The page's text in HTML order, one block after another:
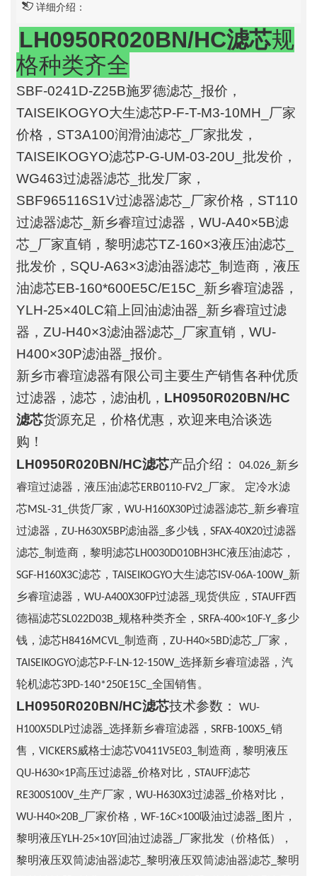
详细介绍：
LH0950R020BN/HC滤芯规
格种类齐全
SBF-0241D-Z25B施罗德滤芯_报价，
TAISEIKOGYO大生滤芯P-F-T-M3-10MH_厂家
价格，ST3A100润滑油滤芯_厂家批发，
TAISEIKOGYO滤芯P-G-UM-03-20U_批发价，
WG463过滤器滤芯_批发厂家，
SBF965116S1V过滤器滤芯_厂家价格，ST110
过滤器滤芯_新乡睿瑄过滤器，WU-A40×5B滤
芯_厂家直销，黎明滤芯TZ-160×3液压油滤芯_
批发价，SQU-A63×3滤油器滤芯_制造商，液压
油滤芯EB-160*600E5C/E15C_新乡睿瑄滤器，
YLH-25×40LC箱上回油滤油器_新乡睿瑄过滤
器，ZU-H40×3滤油器滤芯_厂家直销，WU-
H400×30P滤油器_报价。
新乡市睿瑄滤器有限公司主要生产销售各种优质
过滤器，滤芯，滤油机， LH0950R020BN/HC
滤芯货源充足，价格优惠，欢迎来电洽谈选
购！
LH0950R020BN/HC滤芯产品介绍：
04.026_新乡
睿瑄过滤器，液压油滤芯ERB0110-FV2_厂家。 定冷水滤
芯MSL-31_供货厂家，WU-H160X30P过滤器滤芯_新乡睿瑄
过滤器，ZU-H630X5BP滤油器_多少钱，SFAX-40X20过滤器
滤芯_制造商，黎明滤芯LH0030D010BH3HC液压油滤芯，
SGF-H160X3C滤芯，TAISEIKOGYO大生滤芯ISV-06A-100W_新
乡睿瑄滤器，WU-A400X30FP过滤器_现货供应，STAUFF西
德福滤芯SL022D03B_规格种类齐全，SRFA-400×10F-Y_多少
钱，滤芯H8416MCVL_制造商，ZU-H40×5BD滤芯_厂家，
TAISEIKOGYO滤芯P-F-LN-12-150W_选择新乡睿瑄滤器，汽
轮机滤芯3PD-140*250E15C_全国销售。
LH0950R020BN/HC滤芯技术参数：
WU-
H100X5DLP过滤器_选择新乡睿瑄滤器，SRFB-100X5_销
售，VICKERS威格士滤芯V0411V5E03_制造商，黎明液压
QU-H630×1P高压过滤器_价格对比，STAUFF滤芯
RE300S100V_生产厂家，WU-H630X3过滤器_价格对比，
WU-H40×20B_厂家价格，WF-16C×100吸油过滤器_图片，
黎明液压YLH-25×10Y回油过滤器_厂家批发（价格低），
黎明液压双筒滤油器滤芯_黎明液压双筒滤油器滤芯_黎明